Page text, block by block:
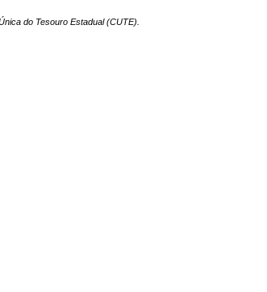
do Tesouro Estadual (CUTE).